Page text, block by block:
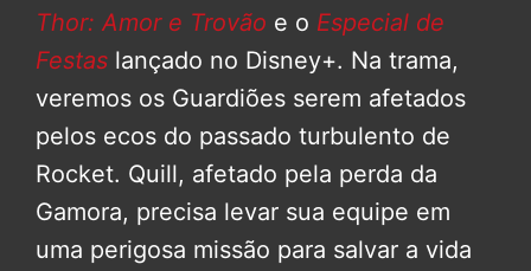
Thor: Amor e Trovão e o Especial de
Festas lançado no Disney+. Na trama,
veremos os Guardiões serem afetados
pelos ecos do passado turbulento de
Rocket. Quill, afetado pela perda da
Gamora, precisa levar sua equipe em
uma perigosa missão para salvar a vida